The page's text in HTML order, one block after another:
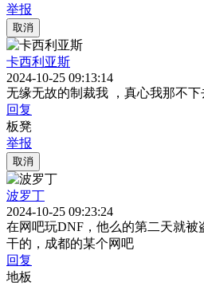
举报
取消
卡西利亚斯
2024-10-25 09:13:14
无缘无故的制裁我 ，真心我那不
回复
板凳
举报
取消
波罗丁
2024-10-25 09:23:24
在网吧玩DNF，他么的第二天就被
干的，成都的某个网吧
回复
地板